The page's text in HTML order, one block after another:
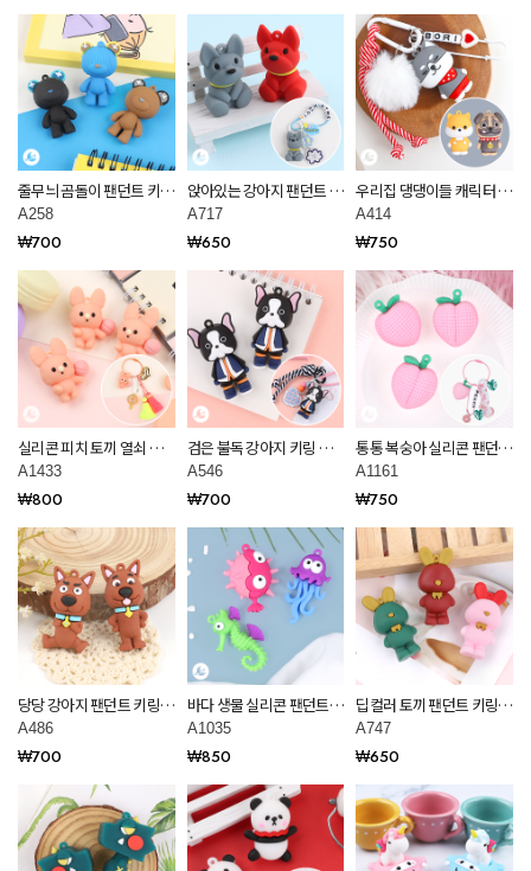
줄무늬 곰돌이 팬던트 키링
만들기 재료 A258
A258
₩700
앉아있는 강아지 팬던트 키
링 부자재 만들기 재료
A717
A717
₩650
우리집 댕댕이들 캐릭터 팬
던트 키링 만들기 재료
A414
A414
₩750
실리콘 피치 토끼 열쇠 키
링 부자재 만들기 재료
A1433
A1433
₩800
검은 불독 강아지 키링 만
들기 재료 A546
A546
₩700
통통 복숭아 실리콘 팬던트
키링 부자재 만들기 재료
A1161
A1161
₩750
당당 강아지 팬던트 키링
만들기 재료 A486
A486
₩700
바다 생물 실리콘 팬던트
키링 부자재 만들기 재료
A1035
A1035
₩850
딥컬러 토끼 팬던트 키링
만들기 재료 A747
A747
₩650